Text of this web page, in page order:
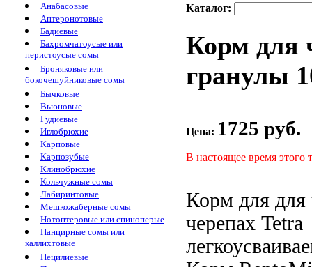
Анабасовые
Аптеронотовые
Бадиевые
Бахромчатоусые или
перистоусые сомы
Броняковые или
бокочешуйниковые сомы
Бычковые
Вьюновые
Гудиевые
Иглобрюхие
Карповые
Карпозубые
Клинобрюхие
Кольчужные сомы
Лабиринтовые
Мешкожаберные сомы
Нотоптеровые или спиноперые
Панцирные сомы или
каллихтовые
Пецилиевые
Каталог:
Корм для
гранулы
Цена: 1725 руб.
В настоящее время этого
Корм для для
черепах Tetra